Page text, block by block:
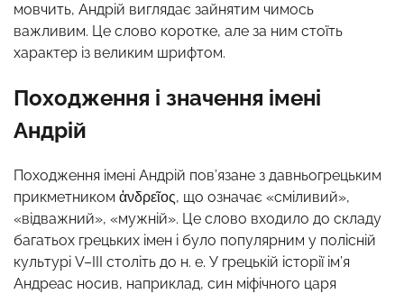
мовчить, Андрій виглядає зайнятим чимось
важливим. Це слово коротке, але за ним стоїть
характер із великим шрифтом.
Походження і значення імені
Андрій
Походження імені Андрій пов’язане з давньогрецьким
прикметником ἀνδρεῖος, що означає «сміливий»,
«відважний», «мужній». Це слово входило до складу
багатьох грецьких імен і було популярним у полісній
культурі V–III століть до н. е. У грецькій історії ім’я
Андреас носив, наприклад, син міфічного царя